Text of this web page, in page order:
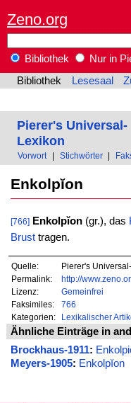
Zeno.org
Bibliothek
Nur in
Bibliothek
Lesesaal
Pierer's Universal-
Lexikon
Vorwort Stichwörter
Enkolpĭon
[766] Enkolpĭon(gr.), das
Brusttragen.
Quelle:
Pierer's
Permalink:
http://
Lizenz:
Gemeinfrei
Faksimiles:
766
Kategorien:
Lexikalischer
Ähnliche Einträge in
Brockhaus-1911:
Meyers-1905: Enkolpĭon